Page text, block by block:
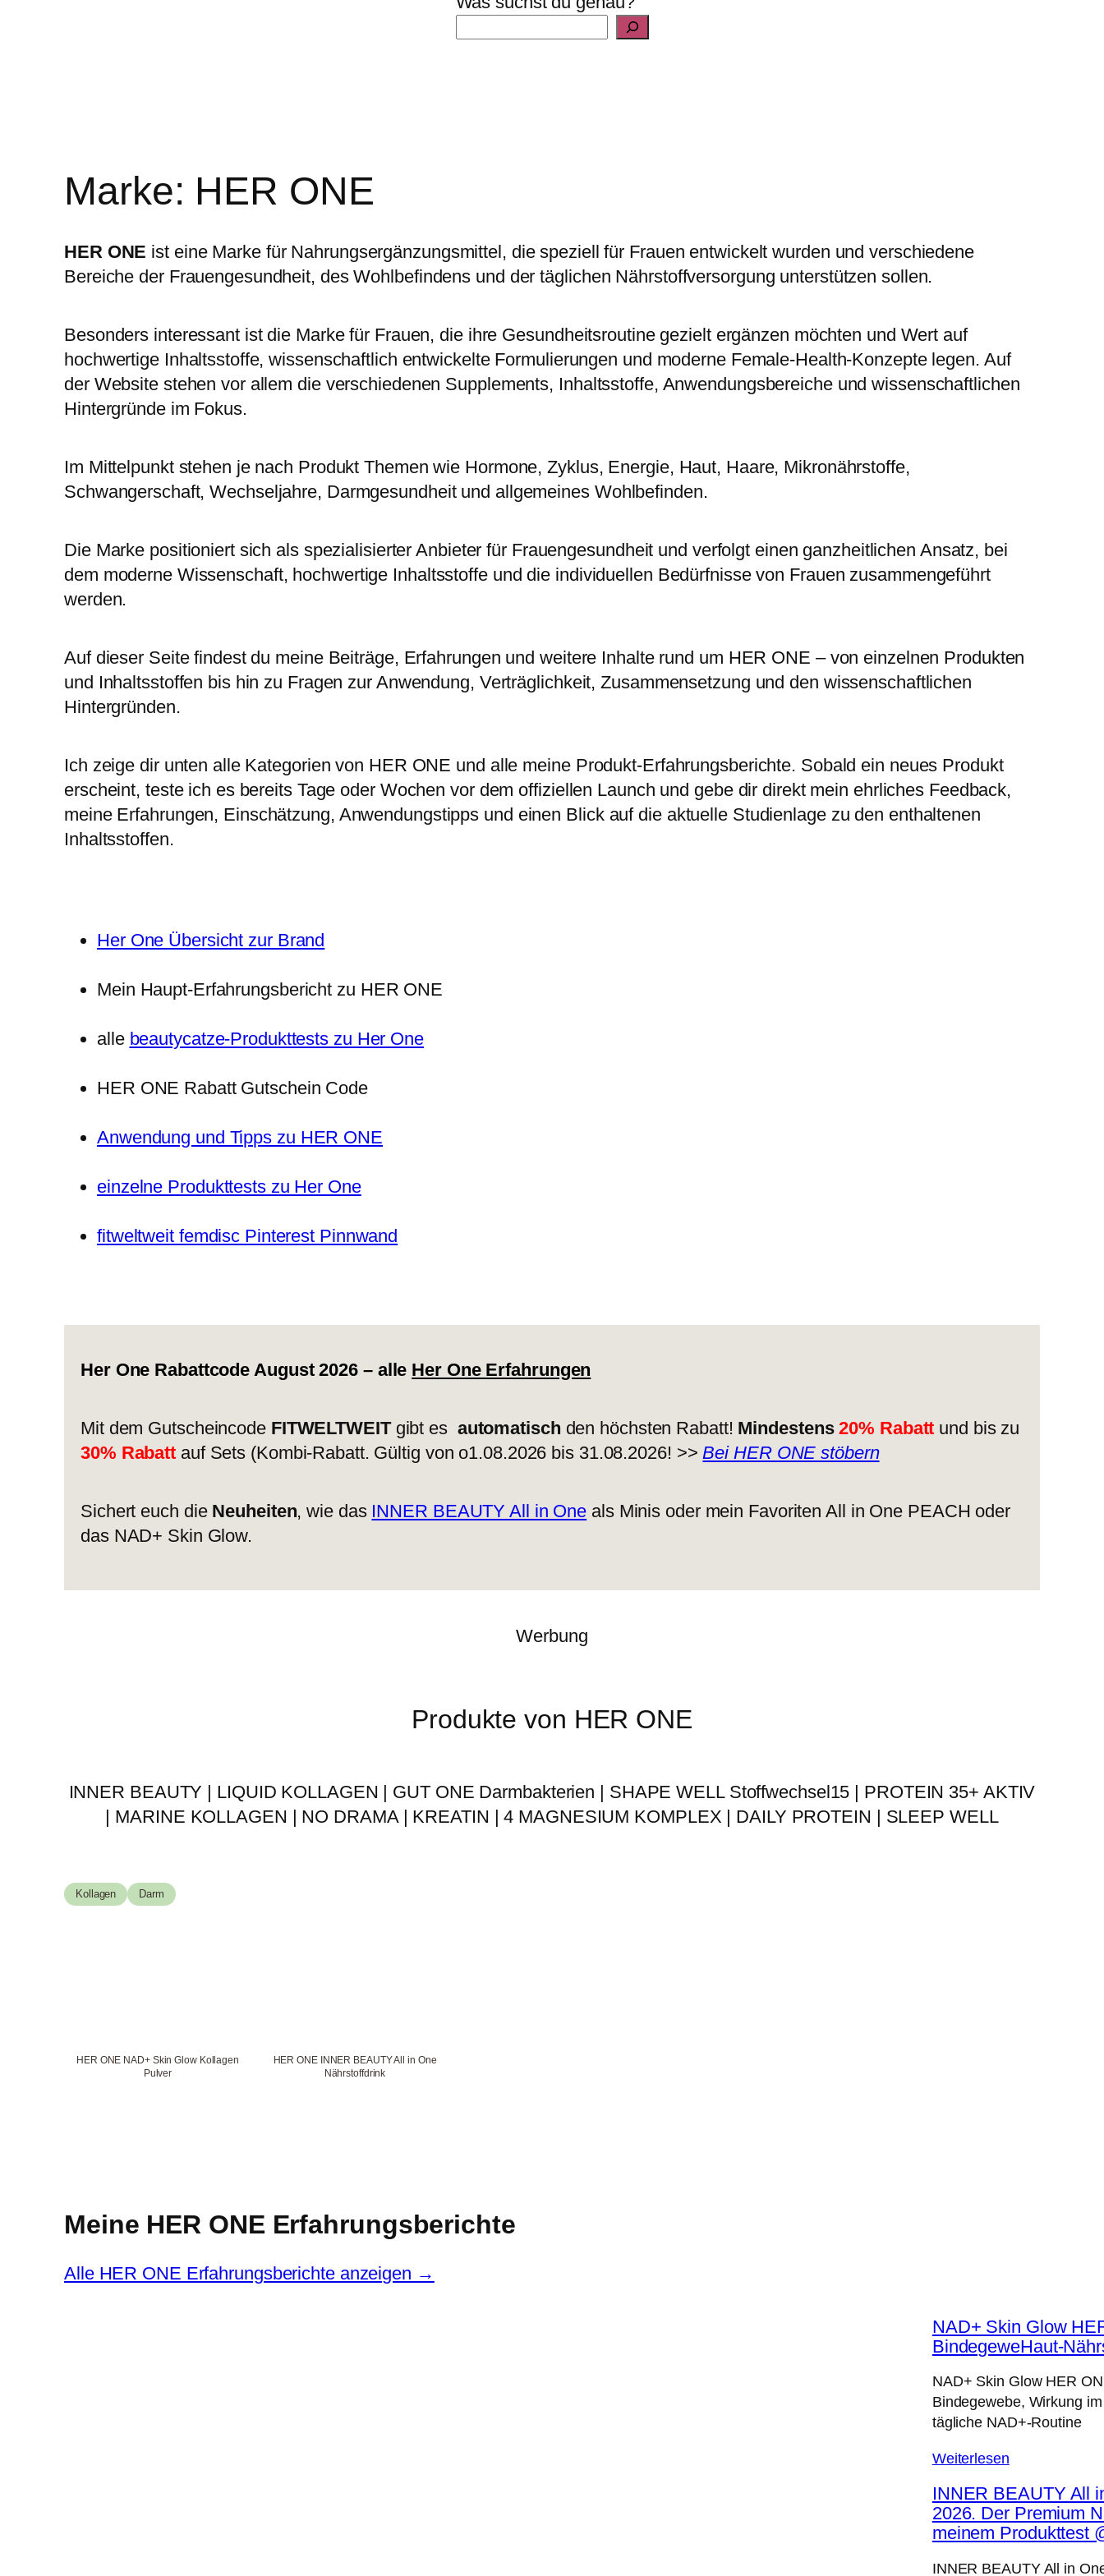
Marke: HER ONE
HER ONE ist eine Marke für Nahrungsergänzungsmittel, die speziell für Frauen entwickelt wurden und verschiedene
Bereiche der Frauengesundheit, des Wohlbefindens und der täglichen Nährstoffversorgung unterstützen sollen.
Besonders interessant ist die Marke für Frauen, die ihre Gesundheitsroutine gezielt ergänzen möchten und Wert auf
hochwertige Inhaltsstoffe, wissenschaftlich entwickelte Formulierungen und moderne Female-Health-Konzepte legen. Auf
der Website stehen vor allem die verschiedenen Supplements, Inhaltsstoffe, Anwendungsbereiche und wissenschaftlichen
Hintergründe im Fokus.
Im Mittelpunkt stehen je nach Produkt Themen wie Hormone, Zyklus, Energie, Haut, Haare, Mikronährstoffe,
Schwangerschaft, Wechseljahre, Darmgesundheit und allgemeines Wohlbefinden.
Die Marke positioniert sich als spezialisierter Anbieter für Frauengesundheit und verfolgt einen ganzheitlichen Ansatz, bei
dem moderne Wissenschaft, hochwertige Inhaltsstoffe und die individuellen Bedürfnisse von Frauen zusammengeführt
werden.
Auf dieser Seite findest du meine Beiträge, Erfahrungen und weitere Inhalte rund um HER ONE – von einzelnen Produkten
und Inhaltsstoffen bis hin zu Fragen zur Anwendung, Verträglichkeit, Zusammensetzung und den wissenschaftlichen
Hintergründen.
Ich zeige dir unten alle Kategorien von HER ONE und alle meine Produkt-Erfahrungsberichte. Sobald ein neues Produkt
erscheint, teste ich es bereits Tage oder Wochen vor dem offiziellen Launch und gebe dir direkt mein ehrliches Feedback,
meine Erfahrungen, Einschätzung, Anwendungstipps und einen Blick auf die aktuelle Studienlage zu den enthaltenen
Inhaltsstoffen.
Her One Übersicht zur Brand
Mein Haupt-Erfahrungsbericht zu HER ONE
alle beautycatze-Produkttests zu Her One
HER ONE Rabatt Gutschein Code
Anwendung und Tipps zu HER ONE
einzelne Produkttests zu Her One
fitweltweit femdisc Pinterest Pinnwand
Her One Rabattcode August 2026 – alle Her One Erfahrungen
Mit dem Gutscheincode FITWELTWEIT gibt es automatisch den höchsten Rabatt! Mindestens20% Rabatt und bis zu
30% Rabatt auf Sets (Kombi-Rabatt. Gültig von o1.08.2026 bis 31.08.2026! >>Bei HER ONE stöbern
Sichert euch die Neuheiten, wie das INNER BEAUTY All in One als Minis oder mein Favoriten All in One PEACH oder
das NAD+ Skin Glow.
Werbung
Produkte von HER ONE
INNER BEAUTY | LIQUID KOLLAGEN | GUT ONE Darmbakterien | SHAPE WELL Stoffwechsel15 | PROTEIN 35+ AKTIV
| MARINE KOLLAGEN | NO DRAMA | KREATIN | 4 MAGNESIUM KOMPLEX | DAILY PROTEIN | SLEEP WELL
Kollagen Darm
HER ONE NAD+ Skin Glow Kollagen
Pulver
HER ONE INNER BEAUTY All in One
Nährstoffdrink
Meine HER ONE Erfahrungsberichte
Alle HER ONE Erfahrungsberichte anzeigen →
NAD+ Skin Glow
BindegeweHaut-
NAD+ Skin Glow HER
Bindegewebe, Wirkung
tägliche NAD+-Routine
Weiterlesen
INNER BEAUTY All
2026. Der Premium
meinem Produkttest
INNER BEAUTY All in